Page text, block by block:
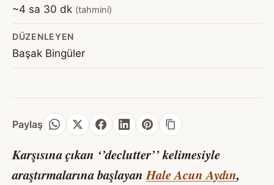
~4 sa 30 dk (tahmini)
DÜZENLEYEN
Başak Bingüler
Paylaş
Karşısına çıkan ‘’declutter’’ kelimesiyle
araştırmalarına başlayanHale Acun Aydın,